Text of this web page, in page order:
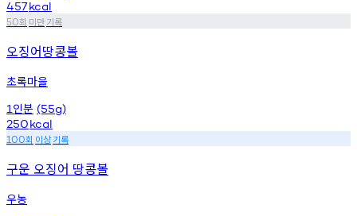
457kcal
50회 미만기록
오징어땅콩볼
초록마을
1 인분 (55g)
250kcal
100회 이상기록
구운 오징어 땅콩볼
우농